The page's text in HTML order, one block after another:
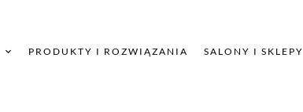
PRODUKTY I ROZWIĄZANIA SALONY I SKLEPY